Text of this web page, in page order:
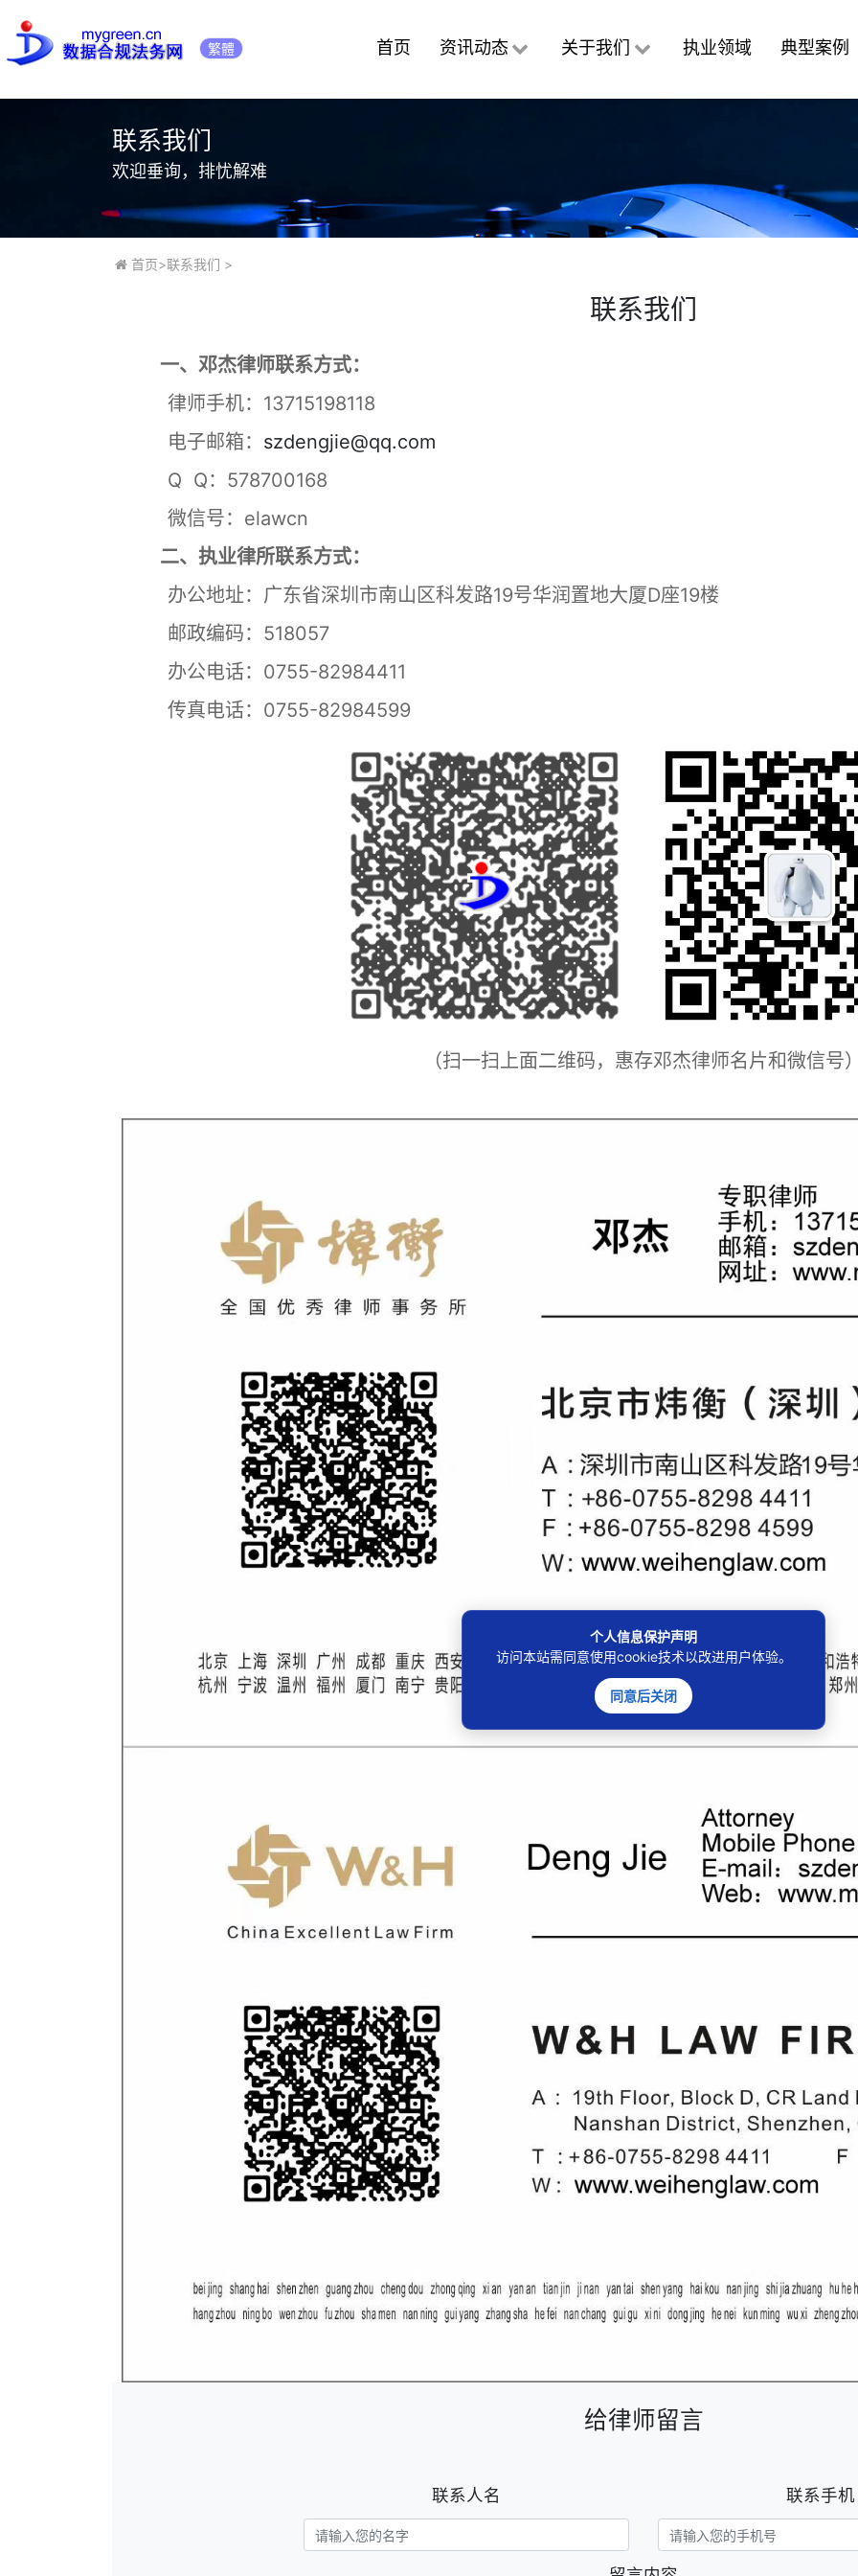
繁體 首页 资讯动态 关于我们 执业领域 典型案例
联系我们
欢迎垂询，排忧解难
首页>联系我们 >
联系我们
一、邓杰律师联系方式：
律师手机：13715198118
电子邮箱： szdengjie@qq.com
Q Q：578700168
微信号：elawcn
二、执业律所联系方式：
办公地址：广东省深圳市南山区科发路19号华润置地大厦D座19楼
邮政编码：518057
办公电话：0755-82984411
传真电话：0755-82984599
（扫一扫上面二维码，惠存邓杰律师名片和微信号
给律师留言
联系人名 联系手机
个人信息保护声明
访问本站需同意使用cookie技术以改进用户体验。
同意后关闭